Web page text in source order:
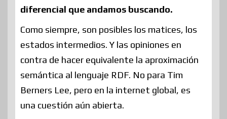
diferencial que andamos buscando.
Como siempre, son posibles los matices, los
estados intermedios. Y las opiniones en
contra de hacer equivalente la aproximación
semántica al lenguaje RDF. No para Tim
Berners Lee, pero en la internet global, es
una cuestión aún abierta.